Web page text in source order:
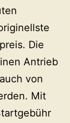
Die
Antrieb
von
Mit